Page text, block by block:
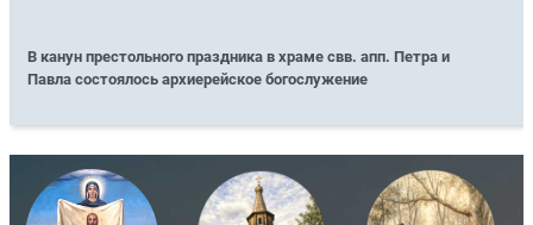
В канун престольного праздника в храме свв. апп. Петра и
Павла состоялось архиерейское богослужение